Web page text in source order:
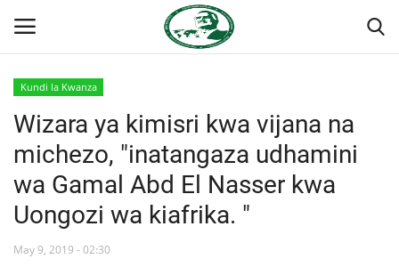
Nyumba
Onyesho la Majaribio
Jukwaa la Nasser la Kimataifa
Kundi la Kwanza
Wizara ya kimisri kwa vijana na
michezo, "inatangaza udhamini
wa Gamal Abd El Nasser kwa
Uongozi wa kiafrika. "
May 9, 2019 - 02:30